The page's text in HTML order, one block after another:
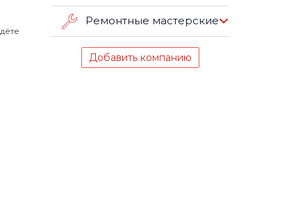
Ремонтные мастерские
Добавить компанию